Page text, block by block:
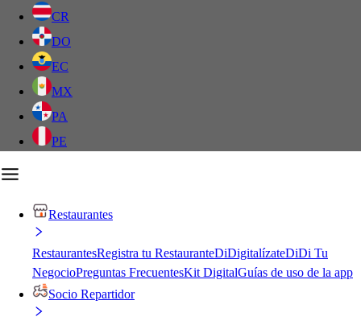
CR
DO
EC
MX
PA
PE
Restaurantes
RestaurantesRegistra tu RestauranteDiDigitalízateDiDi Tu
NegocioPreguntas FrecuentesKit DigitalGuías de uso de la app
Socio Repartidor